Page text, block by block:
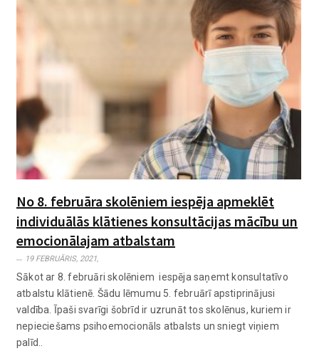
No 8. februāra skolēniem iespēja apmeklēt
individuālās klātienes konsultācijas mācību un
emocionālajam atbalstam
19 FEBRUĀRIS, 2021,
Sākot ar 8. februāri skolēniem iespēja saņemt konsultatīvo
atbalstu klātienē. Šādu lēmumu 5. februārī apstiprinājusi
valdība. Īpaši svarīgi šobrīd ir uzrunāt tos skolēnus, kuriem ir
nepieciešams psihoemocionāls atbalsts un sniegt viņiem
palīd..